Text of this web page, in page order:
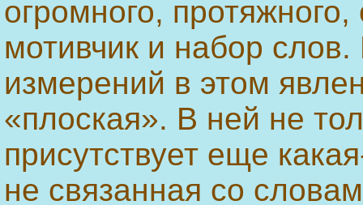
огромного,
мотивчик и набор
измерений в этом
«плоская». В ней не
присутствует еще
не связанная со